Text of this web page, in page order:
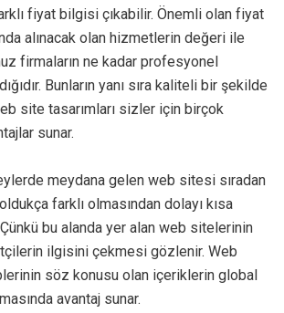
fiyat bilgisi çıkabilir. Önemli olan fiyat
alınacak olan hizmetlerin değeri ile
firmaların ne kadar profesyonel
Bunların yanı sıra kaliteli bir şekilde
site tasarımları sizler için birçok
sunar.
meydana gelen web sitesi sıradan
farklı olmasından dolayı kısa
bu alanda yer alan web sitelerinin
ilgisini çekmesi gözlenir. Web
söz konusu olan içeriklerin global
avantaj sunar.